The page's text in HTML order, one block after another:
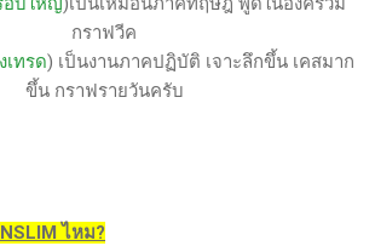
กราฟวีค
เทรด) เป็นงานภาคปฏิบัติ เจาะลึกขึ้น เคสมาก
ขึ้น กราฟรายวันครับ
ไหม?